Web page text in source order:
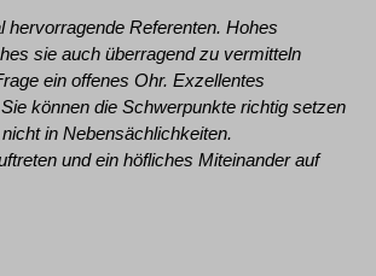
hervorragende Referenten. Hohes
sie auch überragend zu vermitteln
ein offenes Ohr. Exzellentes
können die Schwerpunkte richtig setzen
in Nebensächlichkeiten.
und ein höfliches Miteinander auf